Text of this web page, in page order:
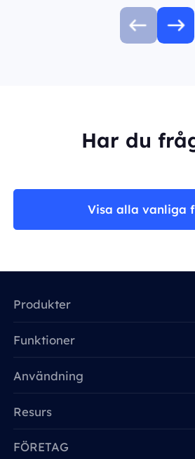
Har du
Visa alla vanliga
Produkter
Funktioner
Användning
Resurs
FÖRETAG